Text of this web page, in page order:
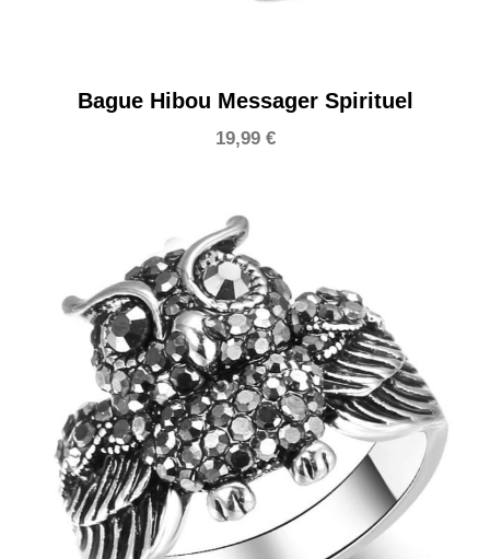
Bague Hibou Messager Spirituel
19,99 €